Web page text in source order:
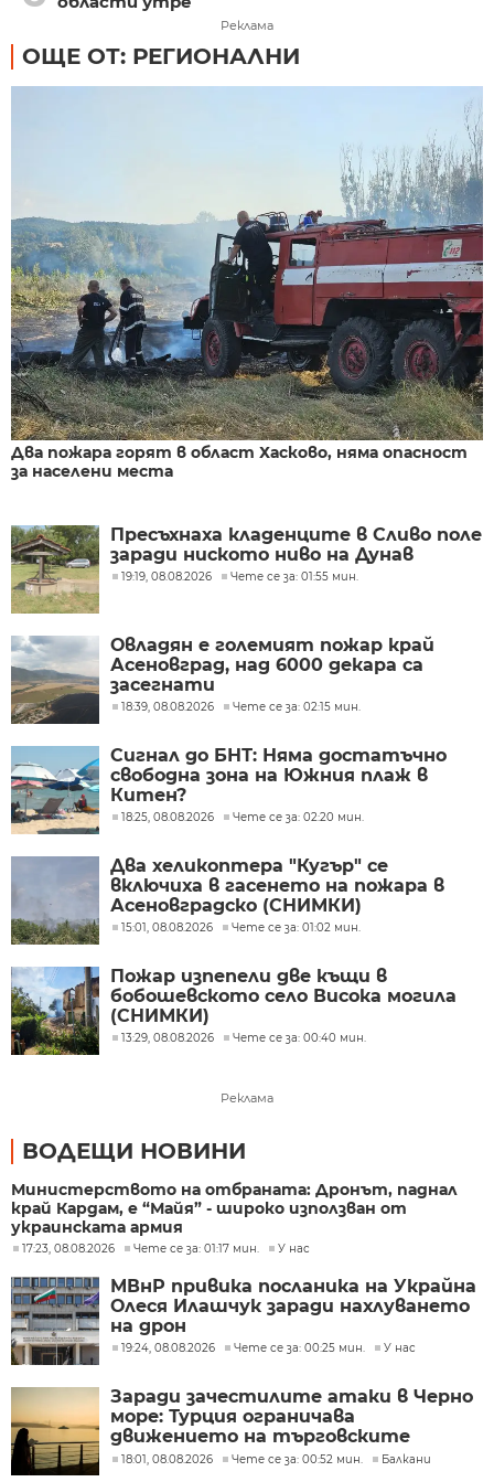
Реклама
ОЩЕ ОТ: РЕГИОНАЛНИ
Два пожара горят в област Хасково, няма опасност
за населени места
Пресъхнаха кладенците в Сливо поле
заради ниското ниво на Дунав
19:19, 08.08.2026 Чете се за: 01:55 мин.
Овладян е големият пожар край
Асеновград, над 6000 декара са
засегнати
18:39, 08.08.2026 Чете се за: 02:15 мин.
Сигнал до БНТ: Няма достатъчно
свободна зона на Южния плаж в
Китен?
18:25, 08.08.2026 Чете се за: 02:20 мин.
Два хеликоптера "Кугър" се
включиха в гасенето на пожара в
Асеновградско (СНИМКИ)
15:01, 08.08.2026 Чете се за: 01:02 мин.
Пожар изпепели две къщи в
бобошевското село Висока могила
(СНИМКИ)
13:29, 08.08.2026 Чете се за: 00:40 мин.
Реклама
ВОДЕЩИ НОВИНИ
Министерството на отбраната: Дронът, паднал
край Кардам, е “Майя” - широко използван от
украинската армия
17:23, 08.08.2026 Чете се за: 01:17 мин. У нас
МВнР привика посланика на Украйна
Олеся Илашчук заради нахлуването
на дрон
19:24, 08.08.2026 Чете се за: 00:25 мин. У нас
Заради зачестилите атаки в Черно
море: Турция ограничава
движението на търговските
кораби
18:01, 08.08.2026 Чете се за: 00:52 мин. Балкани